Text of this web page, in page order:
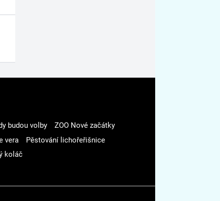
budou volby
ZOO Nové začátky
vera
Pěstování lichořeřišnice
koláč